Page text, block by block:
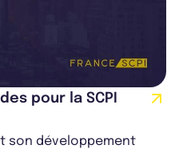
pour la SCPI
son développement